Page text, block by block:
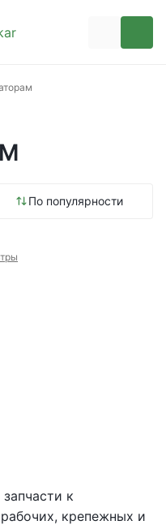
По популярности
к
крепежных и